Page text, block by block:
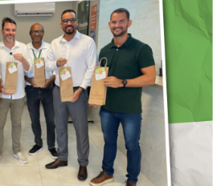
DOS PAIS É
PARA
DO
7